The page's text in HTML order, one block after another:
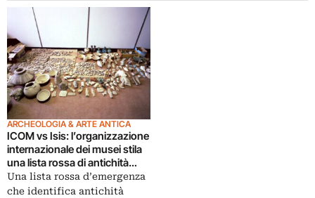
ARCHEOLOGIA & ARTE ANTICA
ICOM vs Isis: l’organizzazione
internazionale dei musei stila
una lista rossa di antichità
irachene a rischio mercato
nero
Una lista rossa d’emergenza
che identifica antichità